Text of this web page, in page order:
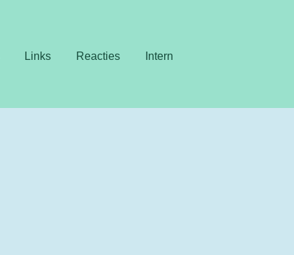
Links Reacties Intern